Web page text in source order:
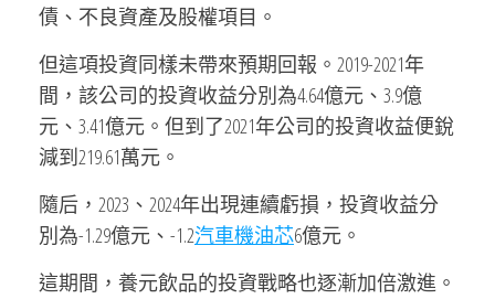
債、不良資產及股權項目。
但這項投資同樣未帶來預期回報。2019-2021年
間，該公司的投資收益分別為4.64億元、3.9億
元、3.41億元。但到了2021年公司的投資收益便銳
減到219.61萬元。
隨后，2023、2024年出現連續虧損，投資收益分
別為-1.29億元、-1.2汽車機油芯6億元。
這期間，養元飲品的投資戰略也逐漸加倍激進。